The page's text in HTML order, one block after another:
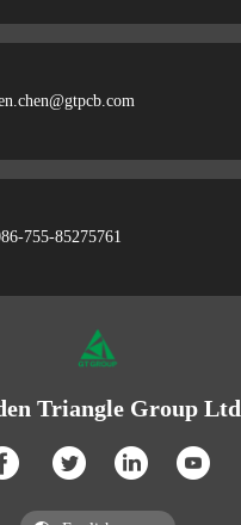
755-85275761
Triangle Group Ltd